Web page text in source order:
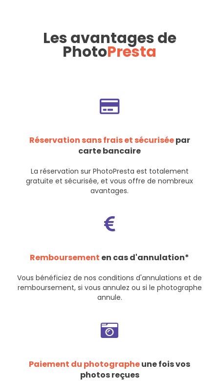
Les avantages de
PhotoPresta
Réservation sans frais et sécuriséepar
carte bancaire
La réservation sur PhotoPresta est totalement
gratuite et sécurisée, et vous offre de nombreux
avantages.
Remboursement en cas d'annulation*
Vous bénéficiez de nos conditions d'annulations et de
remboursement, si vous annulez ou si le photographe
annule.
Paiement du photographeune fois vos
photos reçues